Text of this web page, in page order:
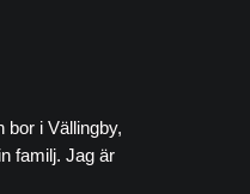
bor i Vällingby,
familj. Jag är